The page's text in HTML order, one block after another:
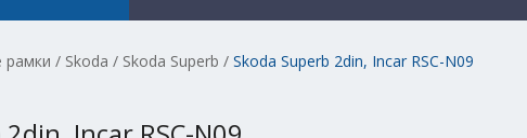
рамки / Skoda / Skoda Superb / Skoda Superb 2din, Incar RSC-N09